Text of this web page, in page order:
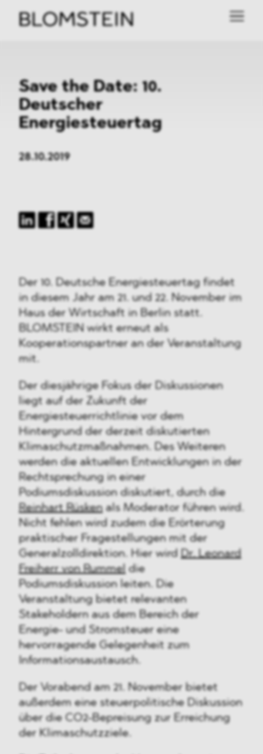
Save the Date: 10.
Deutscher
Energiesteuertag
28.10.2019
Der 10. Deutsche Energiesteuertag findet
in diesem Jahr am 21. und 22. November im
Haus der Wirtschaft in Berlin statt.
BLOMSTEIN wirkt erneut als
Kooperationspartner an der Veranstaltung
mit.
Der diesjährige Fokus der Diskussionen
liegt auf der Zukunft der
Energiesteuerrichtlinie vor dem
Hintergrund der derzeit diskutierten
Klimaschutzmaßnahmen. Des Weiteren
werden die aktuellen Entwicklungen in der
Rechtsprechung in einer
Podiumsdiskussion diskutiert, durch die
Reinhart Rüskenals Moderator führen wird.
Nicht fehlen wird zudem die Erörterung
praktischer Fragestellungen mit der
Generalzolldirektion. Hier wird Dr. Leonard
Freiherr von Rummel die
Podiumsdiskussion leiten. Die
Veranstaltung bietet relevanten
Stakeholdern aus dem Bereich der
Energie- und Stromsteuer eine
hervorragende Gelegenheit zum
Informationsaustausch.
Der Vorabend am 21. November bietet
außerdem eine steuerpolitische Diskussion
über die CO2-Bepreisung zur Erreichung
der Klimaschutzziele.